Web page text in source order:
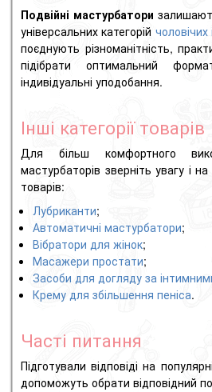
Подвійні мастурбатори
універсальних категорій
поєднують різноманітність,
підібрати оптимальний
індивідуальні уподобання.
Інші категорії товарів
Для більш комфортного
мастурбаторів зверніть увагу і на
товарів:
Лубриканти;
Автоматичні мастурбатори;
Вібратори для жінок;
Масажери простати;
Засоби для догляду за
Крему для збільшення пеніса.
Часті питання
Підготували відповіді на
допоможуть обрати відповідний